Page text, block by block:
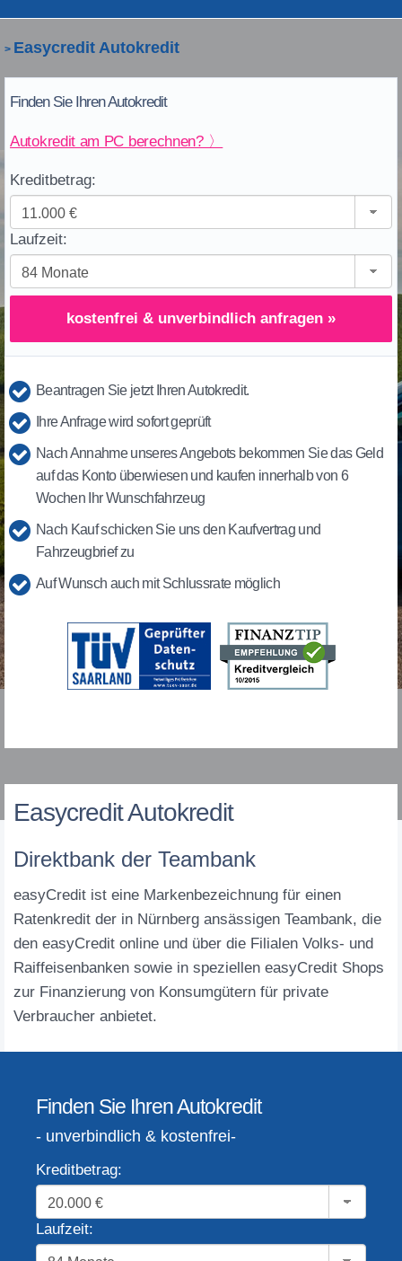
> Easycredit Autokredit
Finden Sie Ihren Autokredit
Autokredit am PC berechnen? 〉
Kreditbetrag:
Laufzeit:
kostenfrei & unverbindlich anfragen »
Beantragen Sie jetzt Ihren Autokredit.
Ihre Anfrage wird sofort geprüft
Nach Annahme unseres Angebots bekommen Sie das Geld
auf das Konto überwiesen und kaufen innerhalb von 6
Wochen Ihr Wunschfahrzeug
Nach Kauf schicken Sie uns den Kaufvertrag und
Fahrzeugbrief zu
Auf Wunsch auch mit Schlussrate möglich
Easycredit Autokredit
Direktbank der Teambank
easyCredit ist eine Markenbezeichnung für einen
Ratenkredit der in Nürnberg ansässigen Teambank, die
den easyCredit online und über die Filialen Volks- und
Raiffeisenbanken sowie in speziellen easyCredit Shops
zur Finanzierung von Konsumgütern für private
Verbraucher anbietet.
Finden Sie Ihren Autokredit
- unverbindlich & kostenfrei-
Kreditbetrag:
Laufzeit: